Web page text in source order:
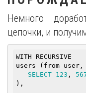
Немного
цепочки, и
WITH RECURSIVE
users
SELECT 123 ,
),